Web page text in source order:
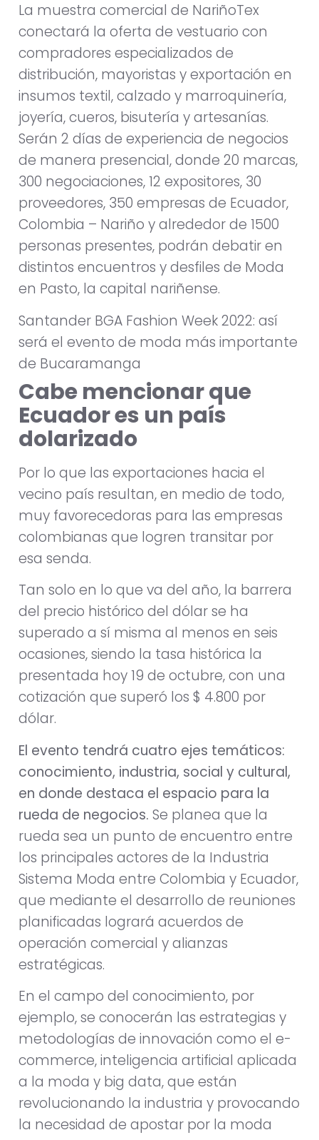
La muestra comercial de NariñoTex
conectará la oferta de vestuario con
compradores especializados de
distribución, mayoristas y exportación en
insumos textil, calzado y marroquinería,
joyería, cueros, bisutería y artesanías.
Serán 2 días de experiencia de negocios
de manera presencial, donde 20 marcas,
300 negociaciones, 12 expositores, 30
proveedores, 350 empresas de Ecuador,
Colombia – Nariño y alrededor de 1500
personas presentes, podrán debatir en
distintos encuentros y desfiles de Moda
en Pasto, la capital nariñense.
Santander BGA Fashion Week 2022: así
será el evento de moda más importante
de Bucaramanga
Cabe mencionar que
Ecuador es un país
dolarizado
Por lo que las exportaciones hacia el
vecino país resultan, en medio de todo,
muy favorecedoras para las empresas
colombianas que logren transitar por
esa senda.
Tan solo en lo que va del año, la barrera
del precio histórico del dólar se ha
superado a sí misma al menos en seis
ocasiones, siendo la tasa histórica la
presentada hoy 19 de octubre, con una
cotización que superó los $ 4.800 por
dólar.
El evento tendrá cuatro ejes temáticos:
conocimiento, industria, social y cultural,
en donde destaca el espacio para la
rueda de negocios. Se planea que la
rueda sea un punto de encuentro entre
los principales actores de la Industria
Sistema Moda entre Colombia y Ecuador,
que mediante el desarrollo de reuniones
planificadas logrará acuerdos de
operación comercial y alianzas
estratégicas.
En el campo del conocimiento, por
ejemplo, se conocerán las estrategias y
metodologías de innovación como el e-
commerce, inteligencia artificial aplicada
a la moda y big data, que están
revolucionando la industria y provocando
la necesidad de apostar por la moda